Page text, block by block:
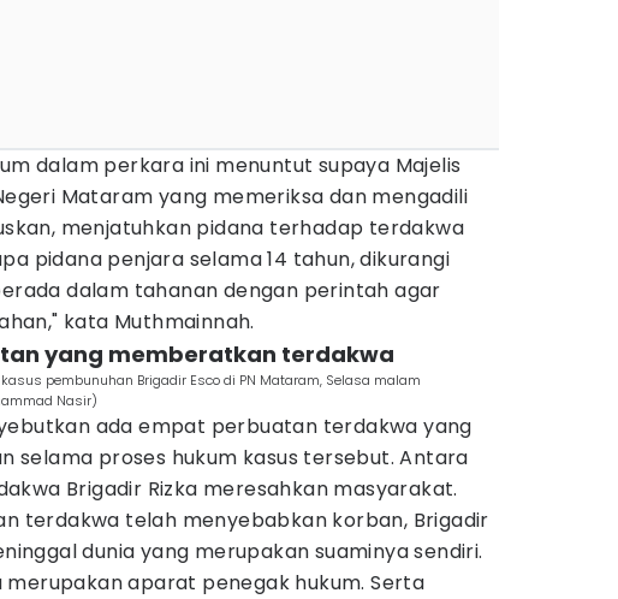
dalam perkara ini menuntut supaya Majelis
Mataram yang memeriksa dan mengadili
menjatuhkan pidana terhadap terdakwa
pidana penjara selama 14 tahun, dikurangi
dalam tahanan dengan perintah agar
kata Muthmainnah.
yang memberatkan terdakwa
pembunuhan Brigadir Esco di PN Mataram, Selasa malam
Nasir)
ada empat perbuatan terdakwa yang
selama proses hukum kasus tersebut. Antara
Brigadir Rizka meresahkan masyarakat.
terdakwa telah menyebabkan korban, Brigadir
dunia yang merupakan suaminya sendiri.
merupakan aparat penegak hukum. Serta